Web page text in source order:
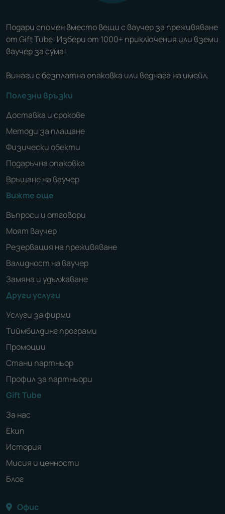
Подари спомен вместо вещи с ваучер за преживяване
от Gift Tube! Избери от 1000+ приключения или вземи
ваучер за сума!
Винаги с безплатна опаковка или веднага на имейл.
Полезни връзки
Доставка и срокове
Методи за плащане
Физически обекти
Подаръчна опаковка
Връщане на ваучер
Вижте още
Въпроси и отговори
Моят ваучер
Резервация на преживяване
Валидност на ваучер
Замяна и удължаване
Други услуги
Услуги за фирми
Тиймбилдинг програми
Промоции
Стани партньор
Профил за партньори
Gift Tube
За нас
Екип
История
Мисия и ценности
Блог
Офис